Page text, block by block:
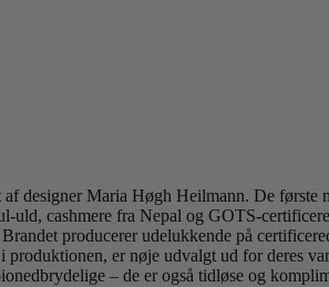
designer Maria Høgh Heilmann. De første
cashmere fra Nepal og GOTS-
producerer udelukkende på
er nøje udvalgt ud for deres
– de er også tidløse og